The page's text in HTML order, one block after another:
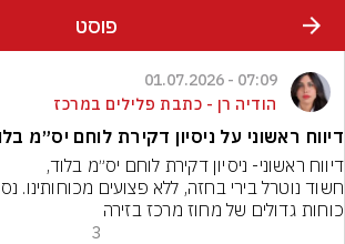
פוסט
07:09 - 01.07.2026
הודיה רן - כתבת פלילים במרכז
דיווח ראשוני על ניסיון דקירת לוחם יס״מ
כוחות גדולים של מחוז מרכז בזירה
3